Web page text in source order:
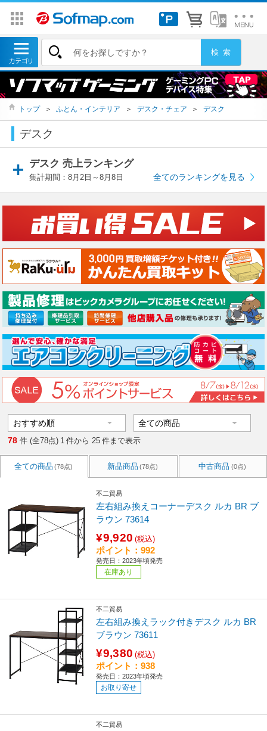
トップ ＞ ふとん・インテリア ＞ デスク・チェア ＞ デスク
デスク
デスク 売上ランキング
集計期間：8月2日～8月8日 全てのランキングを見る
78 件 (全78点) 1 件から 25 件まで表示
全ての商品 (78点) 新品商品 (78点) 中古商品 (0点)
不二貿易
左右組み換えコーナーデスク ルカ BR ブ
ラウン 73614
¥9,920 (税込)
ポイント：992
発売日：2023年頃発売
在庫あり
不二貿易
左右組み換えラック付きデスク ルカ BR
ブラウン 73611
¥9,380 (税込)
ポイント：938
発売日：2023年頃発売
お取り寄せ
不二貿易